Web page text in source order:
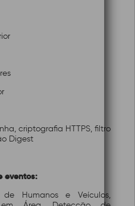
criptografia HTTPS, filtro
Digest
eventos:
de Humanos e Veículos,